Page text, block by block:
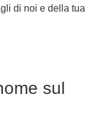
di noi e della tua
sul